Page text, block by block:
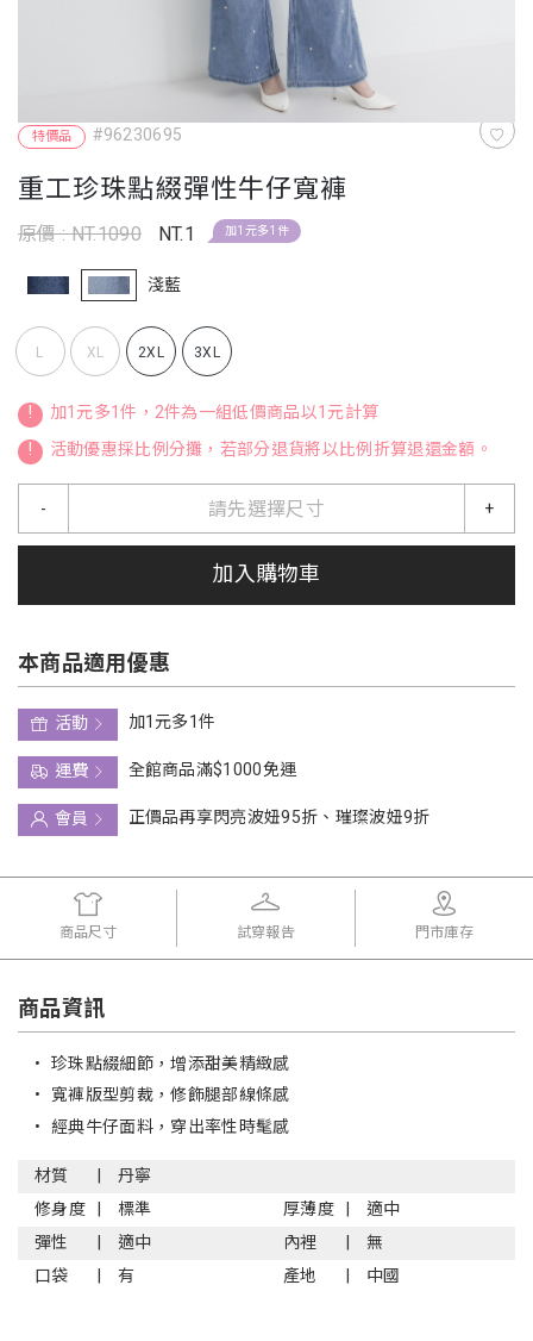
特價品 #96230695
重工珍珠點綴彈性牛仔寬褲
原價 : NT.1090 NT.1 加1元多1件
淺藍
L XL 2XL 3XL
!
加1元多1件，2件為一組低價商品以1元計算
!
活動優惠採比例分攤，若部分退貨將以比例折算退還金額。
請先選擇尺寸
- +
加入購物車
本商品適用優惠
活動
加1元多1件
運費
全館商品滿$1000免運
會員
正價品再享閃亮波妞95折、璀璨波妞9折
商品尺寸 試穿報告 門市庫存
商品資訊
• 珍珠點綴細節，增添甜美精緻感
• 寬褲版型剪裁，修飾腿部線條感
• 經典牛仔面料，穿出率性時髦感
材質
丹寧
修身度
標準 厚薄度
適中
彈性
適中 內裡
無
口袋
有 產地 中國